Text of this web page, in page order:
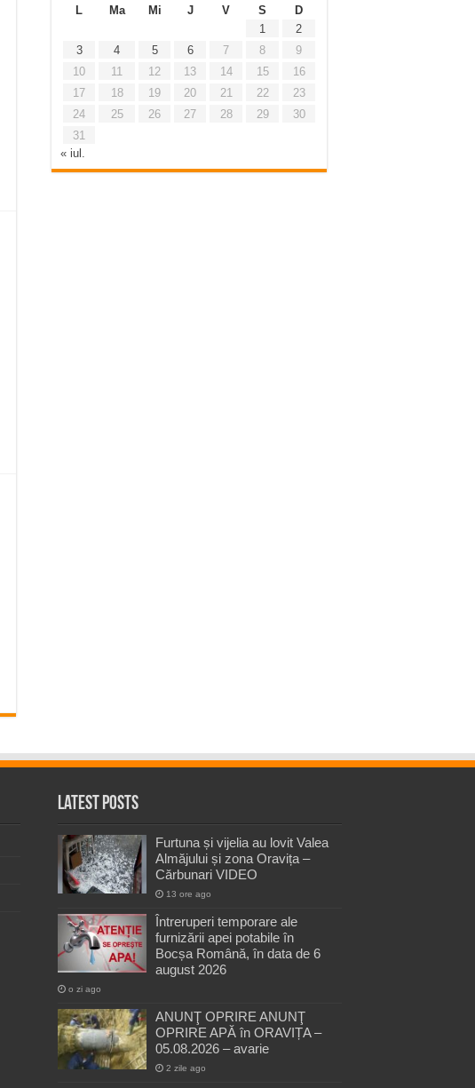
L
Ma Mi J V S
D
1
2
3
4 5 6 7 8
9
10
11 12 13 14 15
16
17
18 19 20 21 22
23
24
25 26 27 28 29
30
31
« iul.
Latest Posts
Furtuna și vijelia au lovit Valea
Almăjului și zona Oravița –
Cărbunari VIDEO
13 ore ago
Întreruperi temporare ale
furnizării apei potabile în
Bocșa Română, în data de 6
august 2026
o zi ago
ANUNŢ OPRIRE ANUNŢ
OPRIRE APĂ în ORAVIȚA –
05.08.2026 – avarie
2 zile ago